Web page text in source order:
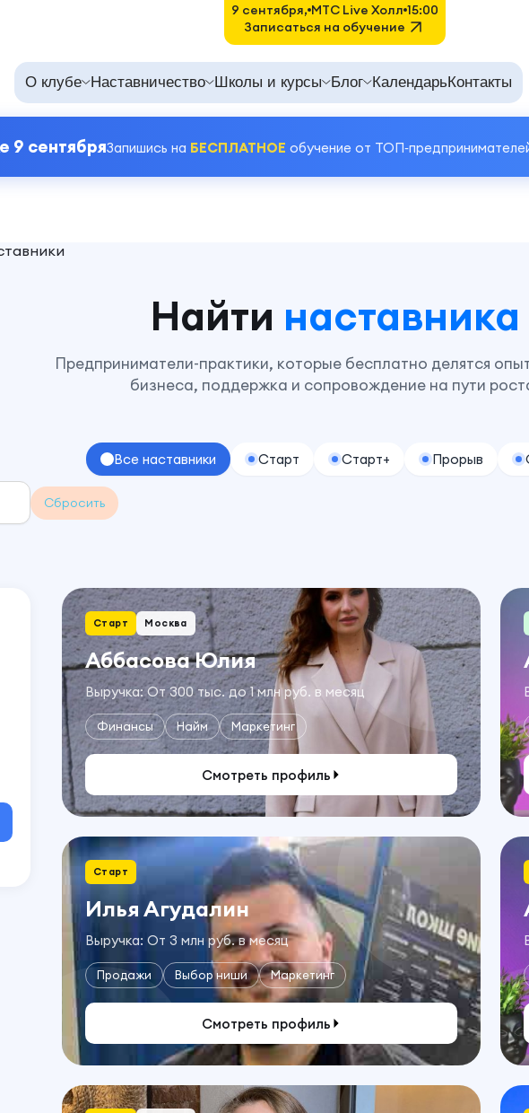
О клубе Наставничество Школы и курсы Блог КалендарьКонтакты
9 сентябряЗапишись на БЕСПЛАТНОЕ обучение от
Найти наставника
Предприниматели-практики, которые бесплатно делятся
бизнеса, поддержка и сопровождение на пути
Все наставники Старт Старт+ Прорыв
Сбросить
Старт Москва
Аббасова Юлия
Выручка: От 300 тыс. до 1 млн руб. в месяц
Финансы Найм Маркетинг
Смотреть профиль
Старт
Илья Агудалин
Выручка: От 3 млн руб. в месяц
Продажи Выбор ниши Маркетинг
Смотреть профиль
9 сентября, MTC Live Холл 15:00
Записаться на обучение